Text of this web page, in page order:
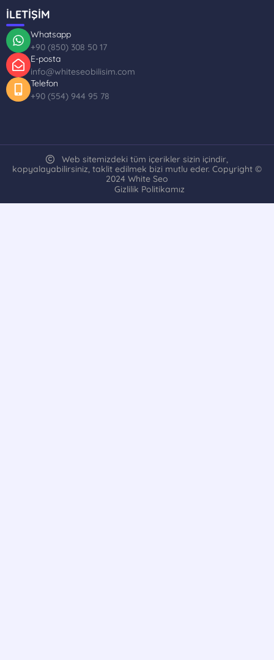
İLETİŞİM
Whatsapp
+90 (850) 308 50 17
E-posta
info@whiteseobilisim.com
Telefon
+90 (554) 944 95 78
Web sitemizdeki tüm içerikler sizin içindir,
kopyalayabilirsiniz, taklit edilmek bizi mutlu eder. Copyright ©
2024 White Seo
Gizlilik Politikamız